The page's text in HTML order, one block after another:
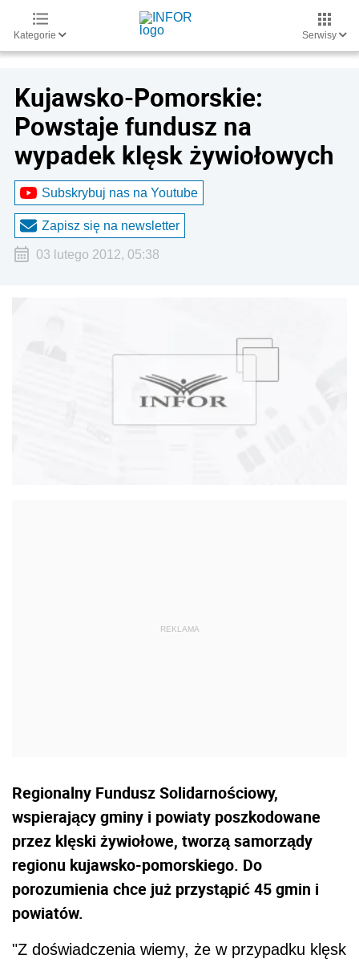
Kategorie Serwisy
Kujawsko-Pomorskie:
Powstaje fundusz na
wypadek klęsk żywiołowych
Subskrybuj nas na Youtube
Zapisz się na newsletter
03 lutego 2012, 05:38
Regionalny Fundusz Solidarnościowy,
wspierający gminy i powiaty poszkodowane
przez klęski żywiołowe, tworzą samorządy
regionu kujawsko-pomorskiego. Do
porozumienia chce już przystąpić 45 gmin i
powiatów.
"Z doświadczenia wiemy, że w przypadku klęsk